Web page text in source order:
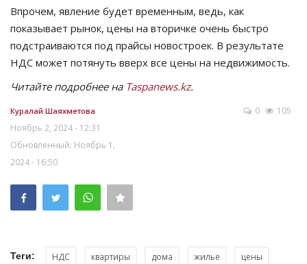
Впрочем, явление будет временным, ведь, как
показывает рынок, цены на вторичке очень быстро
подстраиваются под прайсы новостроек. В результате
НДС может потянуть вверх все цены на недвижимость.
Читайте подробнее на Taspanews.kz.
Куралай Шаяхметова
Ноябрь 2, 2024 - 12:31
Обновленный: Ноябрь 1,
2024 - 16:50
0 105
Теги: НДС квартиры дома жилье цены